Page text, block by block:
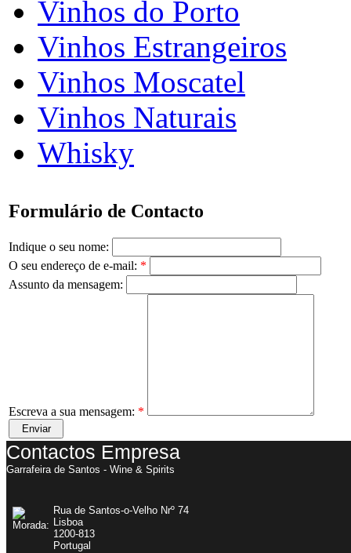
Vinhos do Porto
Vinhos Estrangeiros
Vinhos Moscatel
Vinhos Naturais
Whisky
Formulário de Contacto
Indique o seu nome:
O seu endereço de e-mail: *
Assunto da mensagem:
Escreva a sua mensagem: *
Contactos Empresa
Garrafeira de Santos - Wine & Spirits
Rua de Santos-o-Velho Nrº 74
Lisboa
1200-813
Portugal